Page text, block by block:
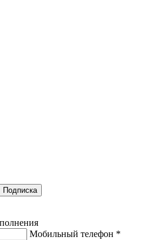
Подписка
Мобильный телефон *